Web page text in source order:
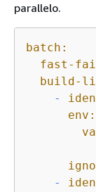
parallelo.
batch:
fast-
build-
-
env:
-